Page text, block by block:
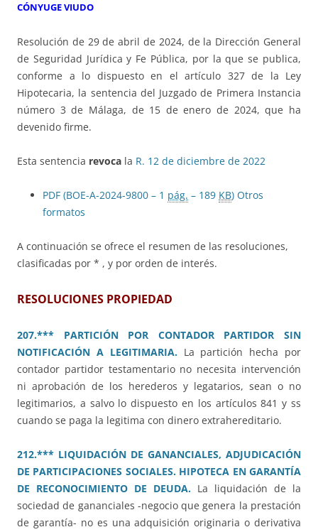
CÓNYUGE VIUDO
Resolución de 29 de abril de 2024, de la Dirección General
de Seguridad Jurídica y Fe Pública, por la que se publica,
conforme a lo dispuesto en el artículo 327 de la Ley
Hipotecaria, la sentencia del Juzgado de Primera Instancia
número 3 de Málaga, de 15 de enero de 2024, que ha
devenido firme.
Esta sentencia revoca la R. 12 de diciembre de 2022
PDF (BOE-A-2024-9800 – 1 pág. – 189 KB) Otros
formatos
A continuación se ofrece el resumen de las resoluciones,
clasificadas por * , y por orden de interés.
RESOLUCIONES PROPIEDAD
207.*** PARTICIÓN POR CONTADOR PARTIDOR SIN
NOTIFICACIÓN A LEGITIMARIA.La partición hecha por
contador partidor testamentario no necesita intervención
ni aprobación de los herederos y legatarios, sean o no
legitimarios, a salvo lo dispuesto en los artículos 841 y ss
cuando se paga la legitima con dinero extrahereditario.
212.*** LIQUIDACIÓN DE GANANCIALES, ADJUDICACIÓN
DE PARTICIPACIONES SOCIALES. HIPOTECA EN GARANTÍA
DE RECONOCIMIENTO DE DEUDA. La liquidación de la
sociedad de gananciales -negocio que genera la prestación
de garantía- no es una adquisición originaria o derivativa